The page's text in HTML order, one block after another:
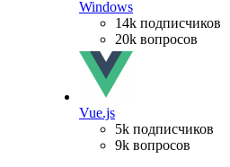
Windows
14k подписчиков
20k вопросов
Vue.js
5k подписчиков
9k вопросов